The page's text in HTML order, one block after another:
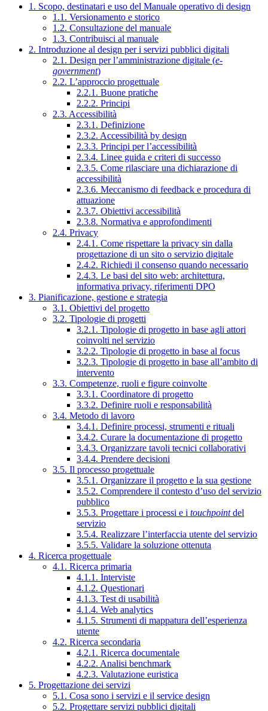
1. Scopo, destinatari e uso del Manuale operativo di design
1.1. Versionamento e storico
1.2. Consultazione del manuale
1.3. Contribuisci al manuale
2. Introduzione al design per i servizi pubblici digitali
2.1. Design per l’amministrazione digitale (e-
government)
2.2. L’approccio progettuale
2.2.1. Buone pratiche
2.2.2. Principi
2.3. Accessibilità
2.3.1. Definizione
2.3.2. Accessibilità by design
2.3.3. Principi per l’accessibilità
2.3.4. Linee guida e criteri di successo
2.3.5. Come rilasciare una dichiarazione di
accessibilità
2.3.6. Meccanismo di feedback e procedura di
attuazione
2.3.7. Obiettivi accessibilità
2.3.8. Normativa e approfondimenti
2.4. Privacy
2.4.1. Come rispettare la privacy sin dalla
progettazione di un sito o servizio digitale
2.4.2. Richiedi il consenso quando necessario
2.4.3. Le basi del sito web: architettura,
informativa privacy, riferimenti DPO
3. Pianificazione, gestione e strategia
3.1. Obiettivi del progetto
3.2. Tipologie di progetti
3.2.1. Tipologie di progetto in base agli attori
coinvolti nel servizio
3.2.2. Tipologie di progetto in base al focus
3.2.3. Tipologie di progetto in base all’ambito di
intervento
3.3. Competenze, ruoli e figure coinvolte
3.3.1. Coordinatore di progetto
3.3.2. Definire ruoli e responsabilità
3.4. Metodo di lavoro
3.4.1. Definire processi, strumenti e rituali
3.4.2. Curare la documentazione di progetto
3.4.3. Organizzare tavoli tecnici collaborativi
3.4.4. Prendere decisioni
3.5. Il processo progettuale
3.5.1. Organizzare il progetto e la sua gestione
3.5.2. Comprendere il contesto d’uso del servizio
pubblico
3.5.3. Progettare i processi e i touchpointdel
servizio
3.5.4. Realizzare l’interfaccia utente del servizio
3.5.5. Validare la soluzione ottenuta
4. Ricerca progettuale
4.1. Ricerca primaria
4.1.1. Interviste
4.1.2. Questionari
4.1.3. Test di usabilità
4.1.4. Web analytics
4.1.5. Strumenti di mappatura dell’esperienza
utente
4.2. Ricerca secondaria
4.2.1. Ricerca documentale
4.2.2. Analisi benchmark
4.2.3. Valutazione euristica
5. Progettazione dei servizi
5.1. Cosa sono i servizi e il service design
5.2. Progettare servizi pubblici digitali